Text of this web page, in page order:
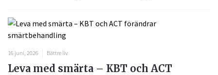
16 juni, 2026 Bättre liv
Leva med smärta – KBT och ACT